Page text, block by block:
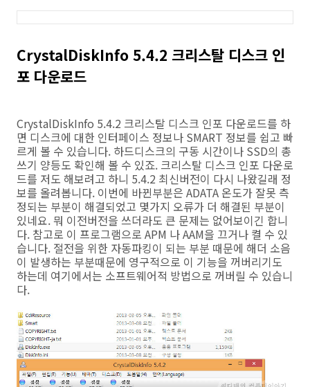
CrystalDiskInfo 5.4.2 크리스탈 디스크 인
포 다운로드
CrystalDiskInfo 5.4.2 크리스탈 디스크 인포 다운로드를 하
면 디스크에 대한 인터페이스 정보나 SMART 정보를 쉽고 빠
르게 볼 수 있습니다. 하드디스크의 구동 시간이나 SSD의 총
쓰기 양등도 확인해 볼 수 있죠. 크리스탈 디스크 인포 다운로
드를 저도 해보려고 하니 5.4.2 최신버전이 다시 나왔길래 정
보를 올려봅니다. 이번에 바뀐부분은 ADATA 온도가 잘못 측
정되는 부분이 해결되었고 몇가지 오류가 더 해결된 부분이
있네요. 뭐 이전버전을 쓰더라도 큰 문제는 없어보이긴 합니
다. 참고로 이 프로그램으로 APM 나 AAM을 끄거나 켤 수 있
습니다. 절전을 위한 자동파킹이 되는 부분 때문에 해더 소음
이 발생하는 부분때문에 영구적으로 이 기능을 꺼버리기도
하는데 여기에서는 소프트웨어적 방법으로 꺼버릴 수 있습니
다.